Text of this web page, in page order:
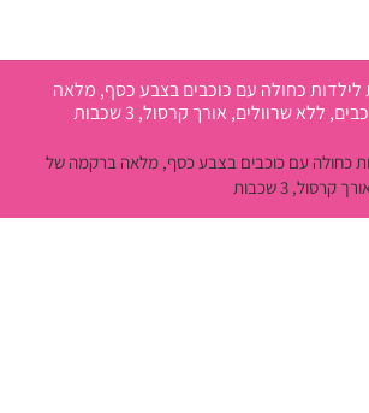
כחולה עם כוכבים בצבע כסף, מלאה
ללא שרוולים, אורך קרסול, 3 שכבות
כחולה עם כוכבים בצבע כסף, מלאה ברקמה של
3 שכבות